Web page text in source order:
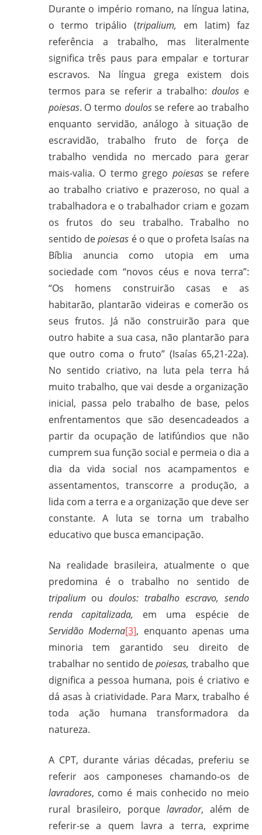
Durante o império romano, na língua latina,
o termo tripálio (tripalium, em latim) faz
referência a trabalho, mas literalmente
significa três paus para empalar e torturar
escravos. Na língua grega existem dois
termos para se referir a trabalho: doulose
poiesas. O termo doulosse refere ao trabalho
enquanto servidão, análogo à situação de
escravidão, trabalho fruto de força de
trabalho vendida no mercado para gerar
mais-valia. O termo grego poiesasse refere
ao trabalho criativo e prazeroso, no qual a
trabalhadora e o trabalhador criam e gozam
os frutos do seu trabalho. Trabalho no
sentido depoiesas é o que o profeta Isaías na
Bíblia anuncia como utopia em uma
sociedade com “novos céus e nova terra”:
“Os homens construirão casas e as
habitarão, plantarão videiras e comerão os
seus frutos. Já não construirão para que
outro habite a sua casa, não plantarão para
que outro coma o fruto” (Isaías 65,21-22a).
No sentido criativo, na luta pela terra há
muito trabalho, que vai desde a organização
inicial, passa pelo trabalho de base, pelos
enfrentamentos que são desencadeados a
partir da ocupação de latifúndios que não
cumprem sua função social e permeia o dia a
dia da vida social nos acampamentos e
assentamentos, transcorre a produção, a
lida com a terra e a organização que deve ser
constante. A luta se torna um trabalho
educativo que busca emancipação.
Na realidade brasileira, atualmente o que
predomina é o trabalho no sentido de
tripalium oudoulos: trabalho escravo, sendo
renda capitalizada, em uma espécie de
Servidão Moderna[3], enquanto apenas uma
minoria tem garantido seu direito de
trabalhar no sentido depoiesas,trabalho que
dignifica a pessoa humana, pois é criativo e
dá asas à criatividade. Para Marx, trabalho é
toda ação humana transformadora da
natureza.
A CPT, durante várias décadas, preferiu se
referir aos camponeses chamando-os de
lavradores, como é mais conhecido no meio
rural brasileiro, porque lavrador, além de
referir-se a quem lavra a terra, exprime